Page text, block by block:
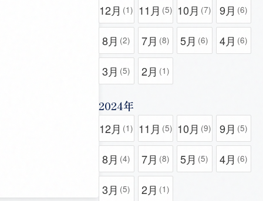
12月 (1) 11月 (5) 10月 (7) 9月 (6)
8月 (2) 7月 (8) 5月 (6) 4月 (6)
3月 (5) 2月 (1)
2024年
12月 (1) 11月 (5) 10月 (9) 9月 (5)
8月 (4) 7月 (8) 5月 (5) 4月 (6)
3月 (5) 2月 (1)